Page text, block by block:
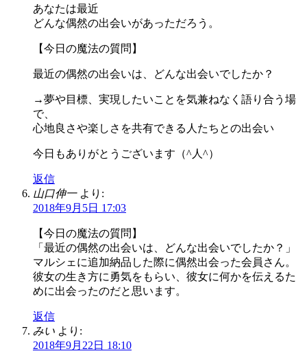
あなたは最近
どんな偶然の出会いがあっただろう。
【今日の魔法の質問】
最近の偶然の出会いは、どんな出会いでしたか？
→夢や目標、実現したいことを気兼ねなく語り合う場
で、
心地良さや楽しさを共有できる人たちとの出会い
今日もありがとうございます（^人^）
返信
山口伸一 より:
2018年9月5日 17:03
【今日の魔法の質問】
「最近の偶然の出会いは、どんな出会いでしたか？」
マルシェに追加納品した際に偶然出会った会員さん。
彼女の生き方に勇気をもらい、彼女に何かを伝えるた
めに出会ったのだと思います。
返信
みい より:
2018年9月22日 18:10